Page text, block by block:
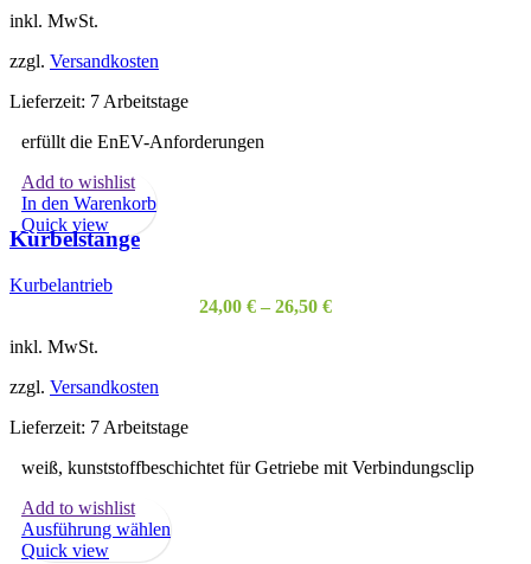
inkl. MwSt.
zzgl. Versandkosten
Lieferzeit: 7 Arbeitstage
erfüllt die EnEV-Anforderungen
Add to wishlist
In den Warenkorb
Quick view
Kurbelstange
Kurbelantrieb
24,00 € – 26,50 €
inkl. MwSt.
zzgl. Versandkosten
Lieferzeit: 7 Arbeitstage
weiß, kunststoffbeschichtet für Getriebe mit Verbindungsclip
Add to wishlist
Ausführung wählen
Quick view